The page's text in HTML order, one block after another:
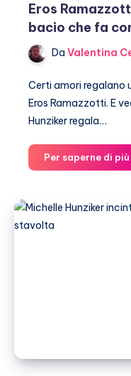
Eros
bacio che fa
Da Valentina
Certi amori regalano
Eros Ramazzotti. E
Hunziker regala…
Per saperne di più